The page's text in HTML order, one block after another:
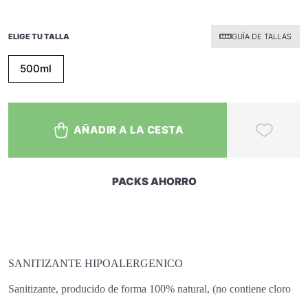
ELIGE TU TALLA GUÍA DE TALLAS
500ml
AÑADIR A LA CESTA
PACKS AHORRO
SANITIZANTE HIPOALERGENICO
Sanitizante, producido de forma 100% natural, (no contiene cloro